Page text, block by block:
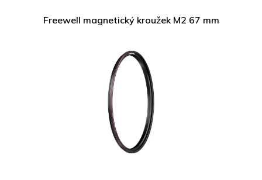
Freewell magnetický kroužek M2 67 mm